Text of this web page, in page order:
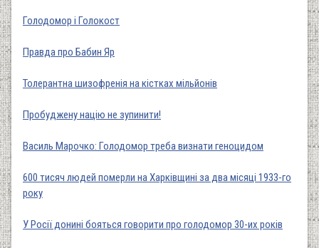
Голодомор і Голокост
Правда про Бабин Яр
Толерантна шизофренія на кістках мільйонів
Пробуджену націю не зупинити!
Василь Марочко: Голодомор треба визнати геноцидом
600 тисяч людей померли на Харківщині за два місяці 1933-го
року
У Росії донині бояться говорити про голодомор 30-их років